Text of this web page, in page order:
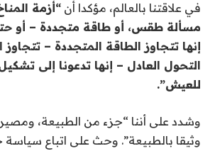
في علاقتنا بالعالم، مؤكدا أن “أزمة
مسألة طقس، أو طاقة متجددة – أو
إنها تتجاوز الطاقة المتجددة – تتجاوز
التحول العادل – إنها تدعونا إلى
للعيش”.
وشدد على أننا “جزء من الطبيعة،
وثيقا بالطبيعة”. وحث على اتباع سياسة